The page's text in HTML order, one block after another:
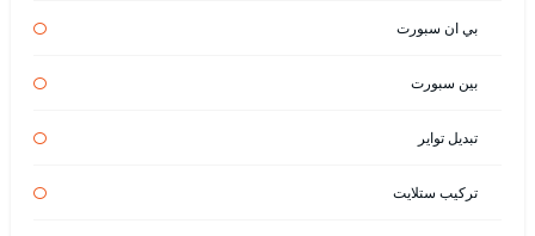
بي ان سبورت
بين سبورت
تبديل تواير
تركيب ستلايت